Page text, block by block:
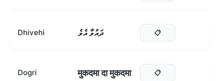
Dhivehi ދައުވާ އެވެ 📋
Dogri मुकदमा दा मुकदमा 📋